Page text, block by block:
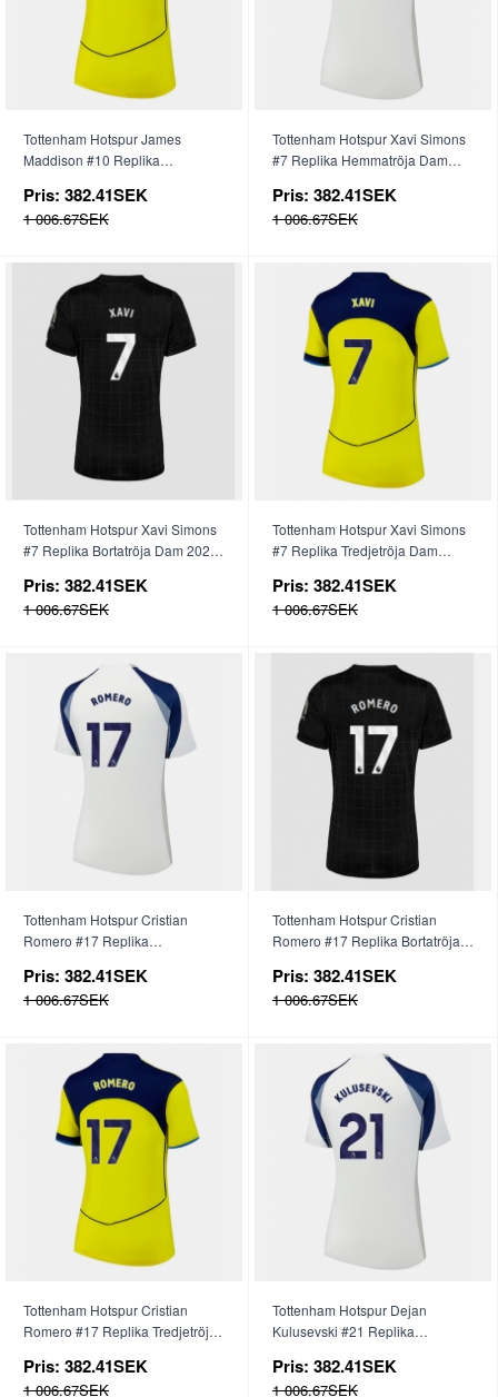
Tottenham Hotspur James
Maddison #10 Replika
Kortärmad
Pris: 382.41SEK
1 006.67SEK
Tottenham Hotspur Xavi Simons
#7 Replika Hemmatröja Dam
Pris: 382.41SEK
1 006.67SEK
Tottenham Hotspur Xavi Simons
#7 Replika Bortatröja Dam 2025-
Pris: 382.41SEK
1 006.67SEK
Tottenham Hotspur Xavi Simons
#7 Replika Tredjetröja Dam
Pris: 382.41SEK
1 006.67SEK
Tottenham Hotspur Cristian
Romero #17 Replika
Kortärmad
Pris: 382.41SEK
1 006.67SEK
Tottenham Hotspur Cristian
Romero #17 Replika Bortatröja
Pris: 382.41SEK
1 006.67SEK
Tottenham Hotspur Cristian
Romero #17 Replika Tredjetröja
Pris: 382.41SEK
1 006.67SEK
Tottenham Hotspur Dejan
Kulusevski #21 Replika
Kortärmad
Pris: 382.41SEK
1 006.67SEK